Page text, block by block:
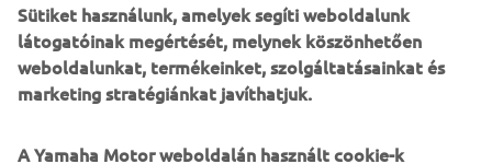
B2B
TÖBB YAMAHA
TÁMOGATÁS
Sütiket használunk, amelyek segíti weboldalunk
látogatóinak megértését, melynek köszönhetően
weboldalunkat, termékeinket, szolgáltatásainkat és
marketing stratégiánkat javíthatjuk.
A Yamaha Motor weboldalán használt cookie-k